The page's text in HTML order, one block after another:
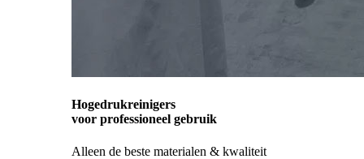
Hogedrukreinigers
voor professioneel gebruik
Alleen de beste materialen & kwaliteit